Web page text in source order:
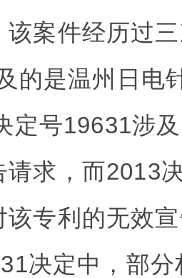
该案件经历过
的是温州日电
定号19631涉
请求，而2013
该专利的无效
决定中，部